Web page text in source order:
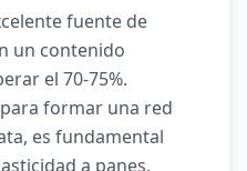
fuente de
un contenido
el 70-75%.
formar una red
es fundamental
a panes,